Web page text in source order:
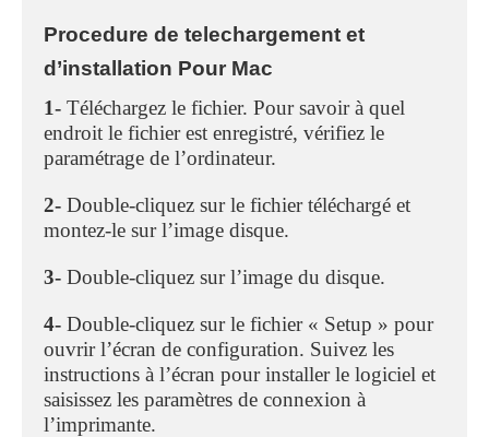
Procedure de telechargement et
d’installation Pour Mac
1- Téléchargez le fichier. Pour savoir à quel
endroit le fichier est enregistré, vérifiez le
paramétrage de l’ordinateur.
2- Double-cliquez sur le fichier téléchargé et
montez-le sur l’image disque.
3- Double-cliquez sur l’image du disque.
4- Double-cliquez sur le fichier « Setup » pour
ouvrir l’écran de configuration. Suivez les
instructions à l’écran pour installer le logiciel et
saisissez les paramètres de connexion à
l’imprimante.